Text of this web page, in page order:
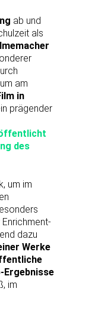
ab und
als
am
in
prägender
des
um im
dazu
Werke
Ergebnisse
im